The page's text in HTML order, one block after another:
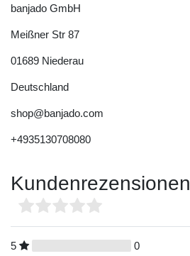
banjado GmbH
Meißner Str 87
01689 Niederau
Deutschland
shop@banjado.com
+4935130708080
Kundenrezensionen
5
0